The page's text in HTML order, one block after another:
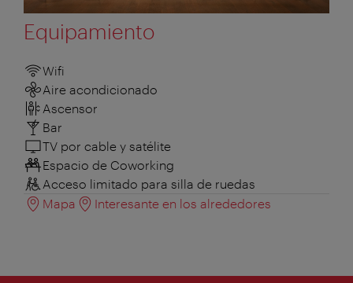
Equipamiento
Wifi
Aire acondicionado
Ascensor
Bar
TV por cable y satélite
Espacio de Coworking
Acceso limitado para silla de ruedas
Mapa
Interesante en los alrededores